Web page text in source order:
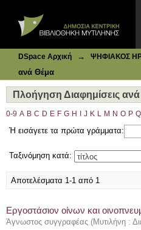
DSpace Αρχική → ΨΗΦΙΑΚΟΣ
ανά Θέμα
Πλοήγηση Διαφημίσεις
0-9 A B C D E F G H J K L M N O P Q
Ή εισάγετε τα πρώτα γράμματα:
Ταξινόμηση κατά:
Αποτελέσματα 1-1 από 1
Εργοστάσιον οίνων και
Άγνωστος συγγραφέας (Μυτιλήνη :